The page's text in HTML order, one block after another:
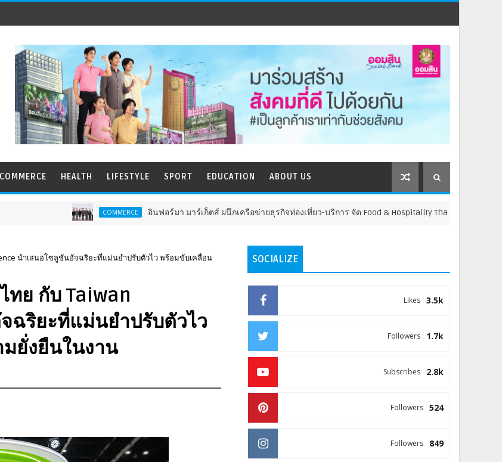
COMMERCE HEALTH LIFESTYLE SPORT EDUCATION ABOUT US
COMMERCE อินฟอร์มา มาร์เก็ตส์ ผนึกเครือข่ายธุรกิจท่องเที่ยว-บริการ จัด Food & Hospitality Thailand 2026 เชื่อม 4 งานให
นำเสนอโซลูชันอัจฉริยะที่แม่นยำปรับตัวไว พร้อมขับเคลื่อน
ทย กับ Taiwan
ฉริยะที่แม่นยำปรับตัวไว
ยั่งยืนในงาน
SOCIALIZE
3.5k
Likes
1.7k
Followers
2.8k
Subscribes
524
Followers
849
Followers